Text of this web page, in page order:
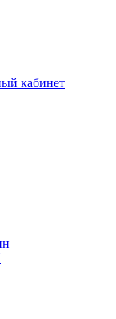
кабинет